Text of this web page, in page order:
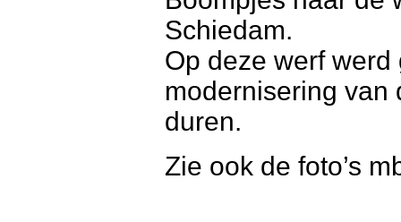
Schiedam.
Op deze werf
modernisering van
duren.
Zie ook de foto’s